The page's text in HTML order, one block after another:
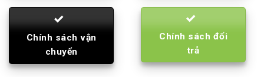
Chính sách vận
chuyển
Chính sách đổi
trả